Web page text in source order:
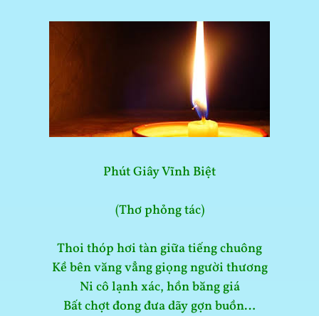
Phút Giây Vĩnh Biệt
(Thơ phỏng tác)
Thoi thóp hơi tàn giữa tiếng chuông
Kề bên văng vẳng giọng người thương
Ni cô lạnh xác, hồn băng giá
Bất chợt đong đưa dãy gợn buồn…